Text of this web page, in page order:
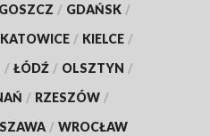
/ GDAŃSK /
KATOWICE / KIELCE /
/ ŁÓDŹ / OLSZTYN /
/ RZESZÓW /
/ WROCŁAW